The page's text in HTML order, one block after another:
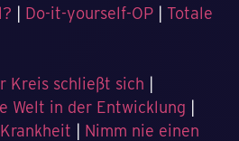
| Do-it-yourself-OP | Totale
Kreis schließt sich |
Welt in der Entwicklung |
| Nimm nie einen